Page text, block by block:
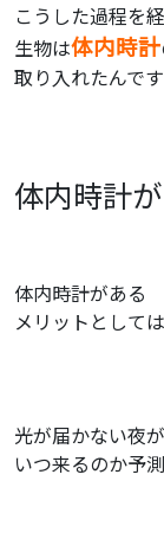
こうした過程を
生物は体内時計
取り入れたんです
体内時計
体内時計がある
メリットとしては
光が届かない夜が
いつ来るのか予